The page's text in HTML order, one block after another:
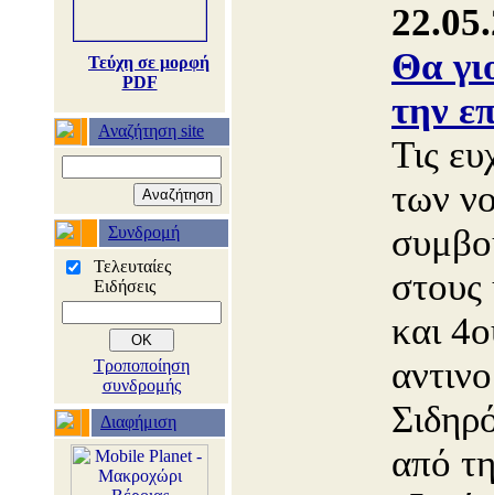
Τεύχη σε μορφή
PDF
Αναζήτηση site
Συνδρομή
Τελευταίες
Ειδήσεις
Τροποποίηση
συνδρομής
Διαφήμιση
Θα
την
Τις
των
και
από